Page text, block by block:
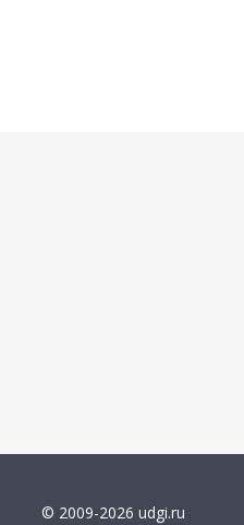
© 2009-2026 udgi.ru